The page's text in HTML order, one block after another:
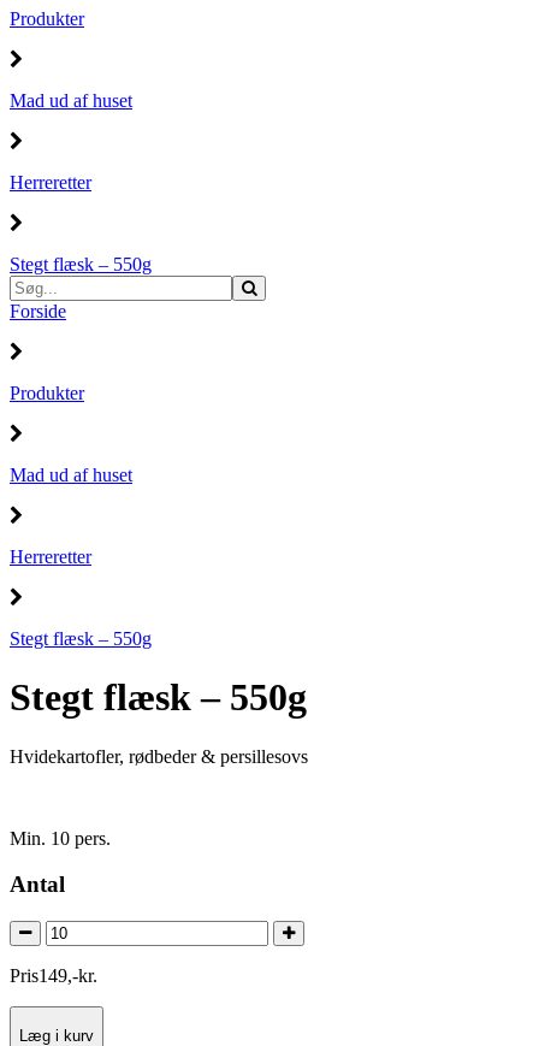
Produkter
Mad ud af huset
Herreretter
Stegt flæsk – 550g
Forside
Produkter
Mad ud af huset
Herreretter
Stegt flæsk – 550g
Stegt flæsk – 550g
Hvidekartofler, rødbeder & persillesovs
Min. 10 pers.
Antal
Pris149,-kr.
Læg i kurv